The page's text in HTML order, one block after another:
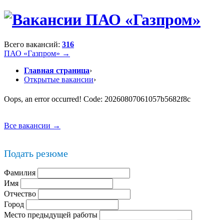
Всего вакансий: 316
ПАО «Газпром» →
Главная страница›
Открытые вакансии›
Oops, an error occurred! Code: 20260807061057b5682f8c
Все вакансии →
Подать резюме
Фамилия
Имя
Отчество
Город
Место предыдущей работы